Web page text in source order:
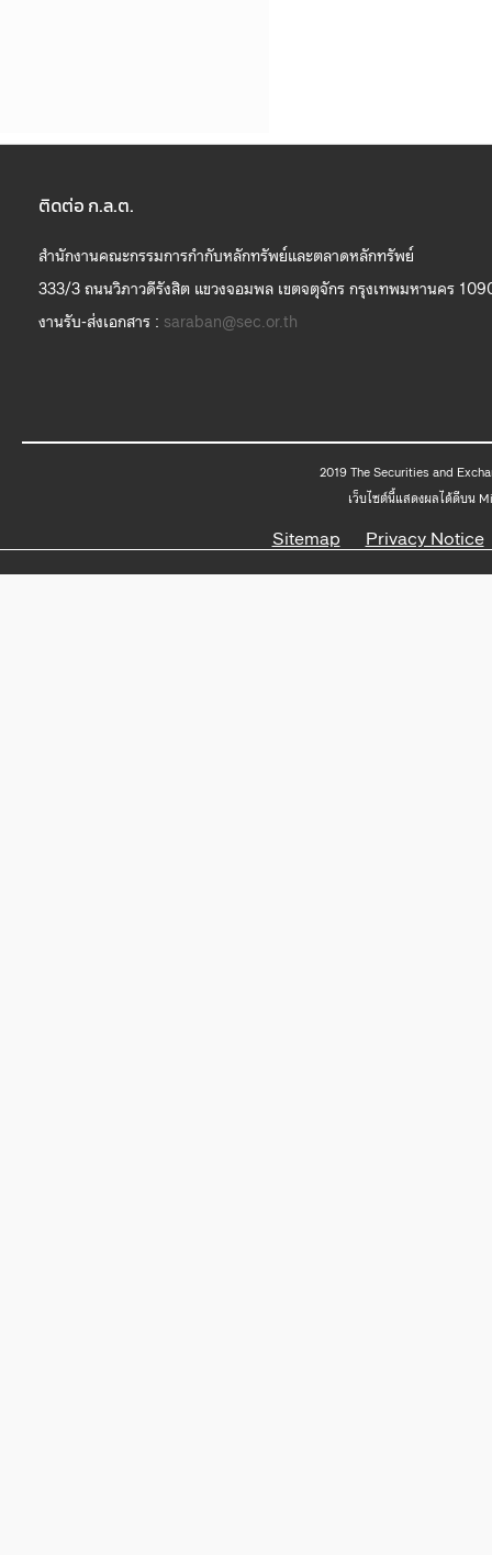
ติดต่อ ก.ล.ต.
สำนักงานคณะกรรมการกำกับหลักทรัพย์และตลาดหลักทรัพย์
333/3 ถนนวิภาวดีรังสิต แขวงจอมพล เขตจตุจักร กรุงเทพมหานคร
งานรับ-ส่งเอกสาร : saraban@sec.or.th
2019
เว็บไซต์นี้แสดงผลได้ดีบน
Sitemap Privacy Notice